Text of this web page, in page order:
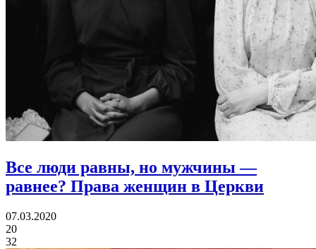
Все люди равны, но мужчины —
равнее? Права женщин в Церкви
07.03.2020
20
32